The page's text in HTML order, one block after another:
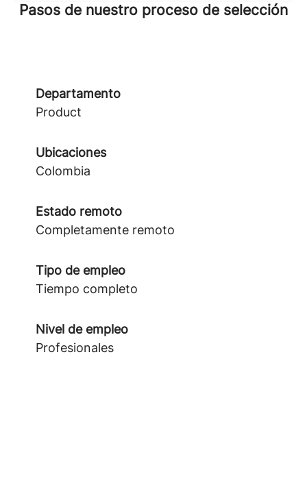
Pasos de nuestro proceso de selección
Departamento
Product
Ubicaciones
Colombia
Estado remoto
Completamente remoto
Tipo de empleo
Tiempo completo
Nivel de empleo
Profesionales